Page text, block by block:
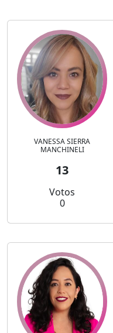
VANESSA SIERRA
MANCHINELI
13
Votos
0